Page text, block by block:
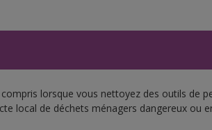
lorsque vous nettoyez des outils de
local de déchets ménagers dangereux ou